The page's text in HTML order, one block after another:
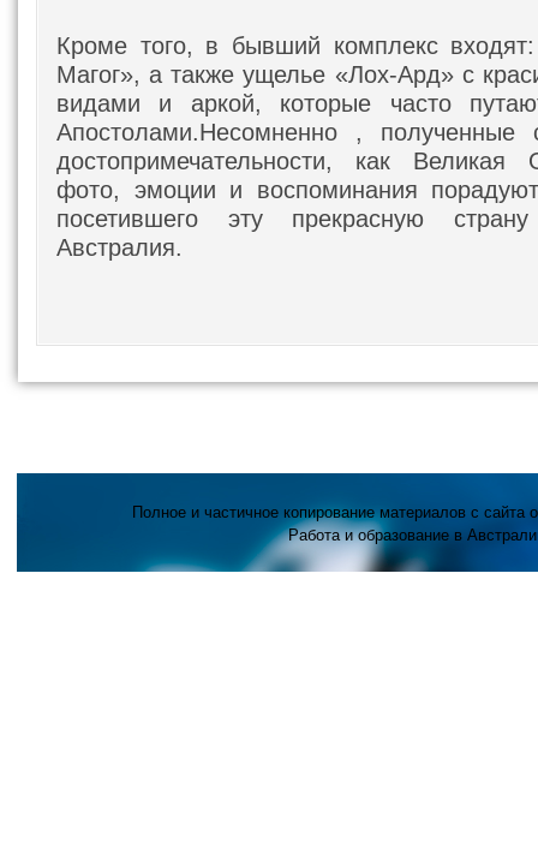
Кроме того, в бывший комплекс
Магог», а также ущелье «Лох-Ард» с
видами и аркой, которые часто
Апостолами.Несомненно ,
достопримечательности, как Великая
фото, эмоции и воспоминания
посетившего эту прекрасную
Австралия.
Полное и частичное копирование материалов с сайта
Работа и образование в